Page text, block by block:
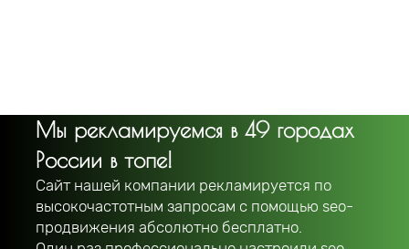
Мы рекламируемся в 49 городах
России в топе!
Сайт нашей компании рекламируется по
высокочастотным запросам с помощью seo-
продвижения абсолютно бесплатно.